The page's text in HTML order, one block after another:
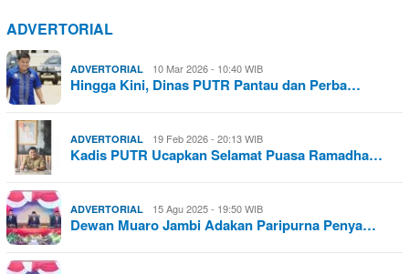
ADVERTORIAL
ADVERTORIAL 10 Mar 2026 - 10:40 WIB
Hingga Kini, Dinas PUTR Pantau dan Perba…
ADVERTORIAL 19 Feb 2026 - 20:13 WIB
Kadis PUTR Ucapkan Selamat Puasa Ramadha…
ADVERTORIAL 15 Agu 2025 - 19:50 WIB
Dewan Muaro Jambi Adakan Paripurna Penya…